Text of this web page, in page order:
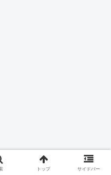
トップ サイドバー